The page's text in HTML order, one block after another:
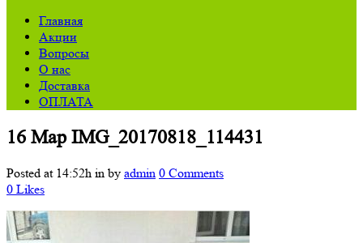
Главная
Акции
Вопросы
О нас
Доставка
ОПЛАТА
16 МарIMG_20170818_114431
Posted at 14:52h in by admin 0 Comments
0 Likes